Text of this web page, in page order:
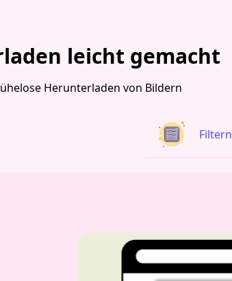
leicht gemacht
Herunterladen von Bildern
Filtern